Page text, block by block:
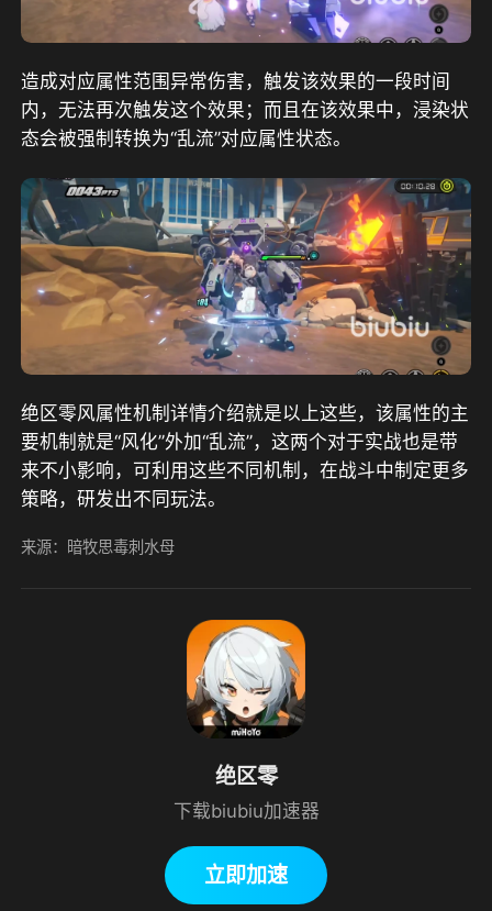
造成对应属性范围异常伤害，触发该效果的一段时间
内，无法再次触发这个效果；而且在该效果中，浸染状
态会被强制转换为“乱流”对应属性状态。
绝区零风属性机制详情介绍就是以上这些，该属性的主
要机制就是“风化”外加“乱流”，这两个对于实战也是带
来不小影响，可利用这些不同机制，在战斗中制定更多
策略，研发出不同玩法。
来源：暗牧思毒刺水母
绝区零
下载biubiu加速器
立即加速